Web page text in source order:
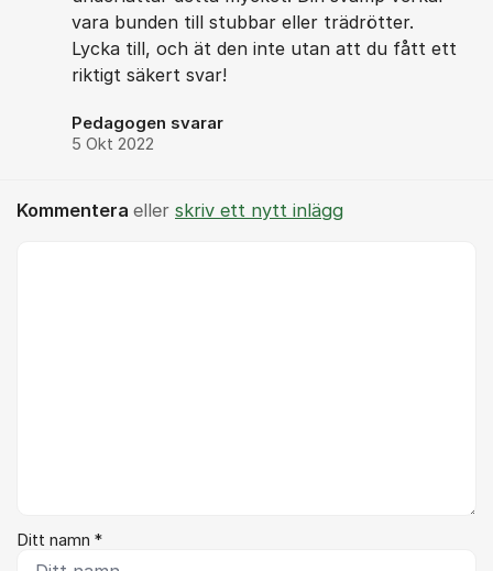
vara bunden till stubbar eller trädrötter.
Lycka till, och ät den inte utan att du fått ett
riktigt säkert svar!
Pedagogen svarar
5 Okt 2022
Kommentera eller skriv ett nytt inlägg
Ditt namn *